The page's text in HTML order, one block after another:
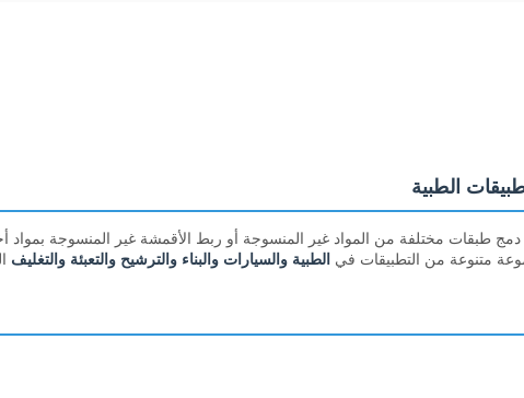
الطبية
مختلفة من المواد غير المنسوجة أو ربط الأقمشة غير المنسوجة بمواد
متنوعة من التطبيقات في الطبية والسيارات والبناء والترشيح والتعبئة والتغليف